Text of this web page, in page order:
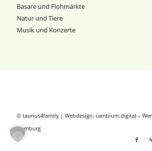
Basare und Flohmärkte
Natur und Tiere
Musik und Konzerte
© taunus4family | Webdesign: cambium.digital –
Homburg